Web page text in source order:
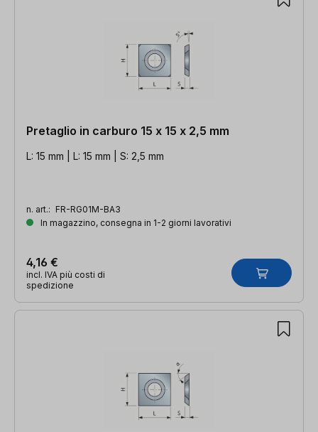
Pretaglio in carburo 15 x 15 x 2,5 mm
L: 15 mm | L: 15 mm | S: 2,5 mm
n. art.: FR-RG01M-BA3
In magazzino, consegna in 1-2 giorni lavorativi
4,16 €
incl. IVA più costi di
spedizione